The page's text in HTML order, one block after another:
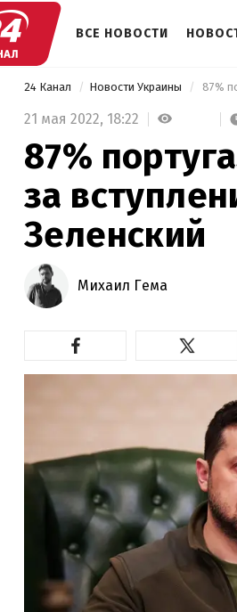
ВСЕ НОВОСТИ
24 Канал Новости Украины
21 мая 2022, 18:22
87%
за
Зеленский
Михаил Гема